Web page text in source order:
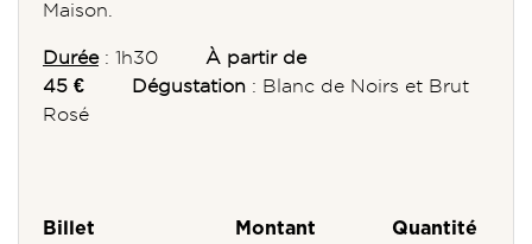
Maison.
Durée: 1h30
À partir de
45 €
Dégustation : Blanc de Noirs et Brut
Rosé
Billet Montant Quantité